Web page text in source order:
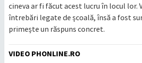
cineva ar fi făcut acest lucru în locul lor.
întrebări legate de școală, însă a fost
primește un răspuns concret.
VIDEO PHONLINE.RO